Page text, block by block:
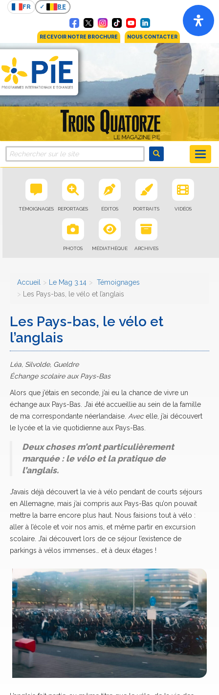
FR BE
RECEVOIR NOTRE BROCHURE NOUS CONTACTER
TÉMOIGNAGES REPORTAGES ÉDITOS PORTRAITS VIDÉOS
PHOTOS MÉDIATHÈQUE ARCHIVES
Accueil Le Mag 3.14
Témoignages
Les Pays-bas, le vélo et l’anglais
Les Pays-bas, le vélo et
l’anglais
Léa, Silvolde, Gueldre
Échange scolaire aux Pays-Bas
Alors que j’étais en seconde, j’ai eu la chance de vivre un
échange aux Pays-Bas. J’ai été accueillie au sein de la famille
de ma correspondante néerlandaise. Avecelle, j’ai découvert
le lycée et la vie quotidienne aux Pays-Bas.
Deux choses m’ont particulièrement
marquée : le vélo et la pratique de
l’anglais.
J’avais déjà découvert la vie à vélo pendant de courts séjours
en Allemagne, mais j’ai compris aux Pays-Bas qu’on pouvait
mettre la barre encore plus haut. Nous faisions tout à vélo :
aller à l’école et voir nos amis, et même partir en excursion
scolaire. J’ai découvert lors de ce séjour l’existence de
parkings à vélos immenses… et à deux étages !